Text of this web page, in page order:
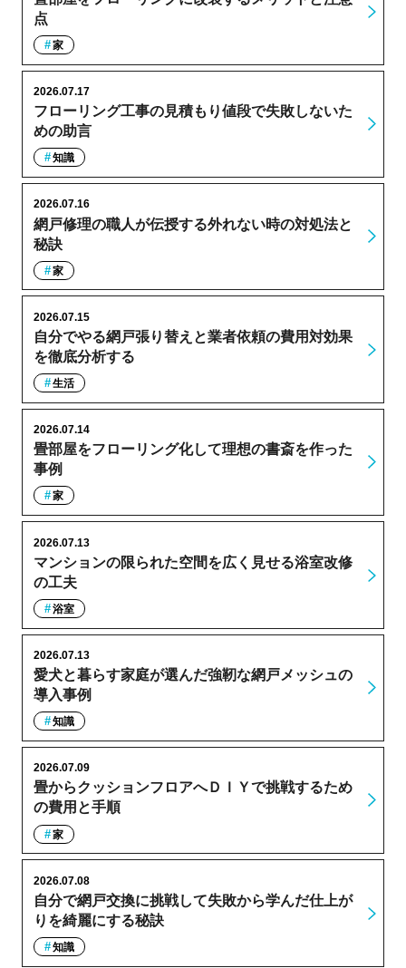
点
家
フローリング工事の見積もり値段で失敗しないた
めの助言
2026.07.17
知識
網戸修理の職人が伝授する外れない時の対処法と
秘訣
2026.07.16
家
自分でやる網戸張り替えと業者依頼の費用対効果
を徹底分析する
2026.07.15
生活
畳部屋をフローリング化して理想の書斎を作った
事例
2026.07.14
家
マンションの限られた空間を広く見せる浴室改修
の工夫
2026.07.13
浴室
愛犬と暮らす家庭が選んだ強靭な網戸メッシュの
導入事例
2026.07.13
知識
畳からクッションフロアへＤＩＹで挑戦するため
の費用と手順
2026.07.09
家
自分で網戸交換に挑戦して失敗から学んだ仕上が
りを綺麗にする秘訣
2026.07.08
知識